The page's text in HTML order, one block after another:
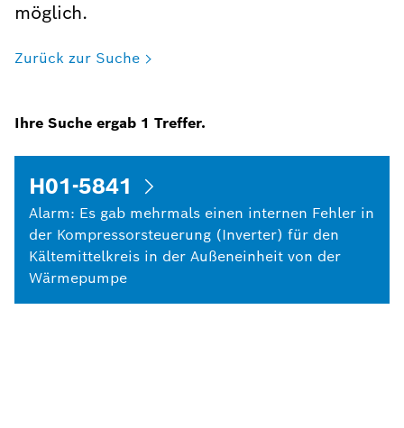
möglich.
Zurück zur Suche
Ihre Suche ergab 1 Treffer.
H01-5841
Alarm: Es gab mehrmals einen internen Fehler in
der Kompressorsteuerung (Inverter) für den
Kältemittelkreis in der Außeneinheit von der
Wärmepumpe